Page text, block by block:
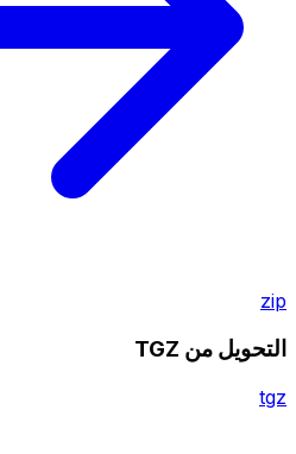
zip
التحويل من TGZ
tgz